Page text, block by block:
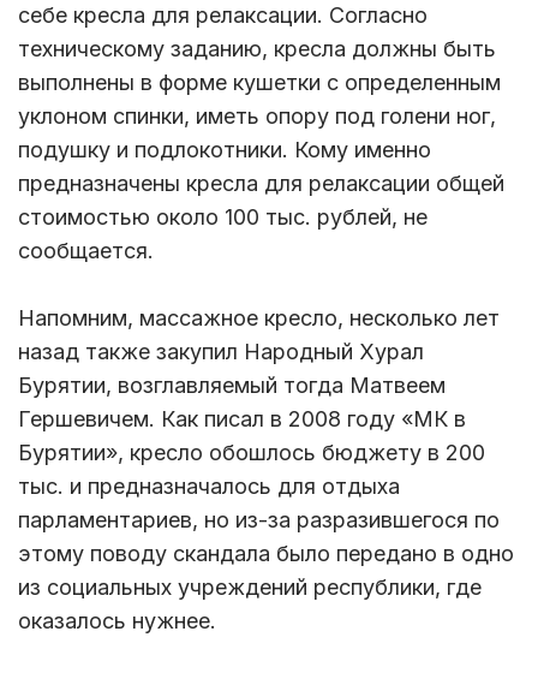
себе кресла для релаксации. Согласно
техническому заданию, кресла должны быть
выполнены в форме кушетки с определенным
уклоном спинки, иметь опору под голени ног,
подушку и подлокотники. Кому именно
предназначены кресла для релаксации общей
стоимостью около 100 тыс. рублей, не
сообщается.
Напомним, массажное кресло, несколько лет
назад также закупил Народный Хурал
Бурятии, возглавляемый тогда Матвеем
Гершевичем. Как писал в 2008 году «МК в
Бурятии», кресло обошлось бюджету в 200
тыс. и предназначалось для отдыха
парламентариев, но из-за разразившегося по
этому поводу скандала было передано в одно
из социальных учреждений республики, где
оказалось нужнее.